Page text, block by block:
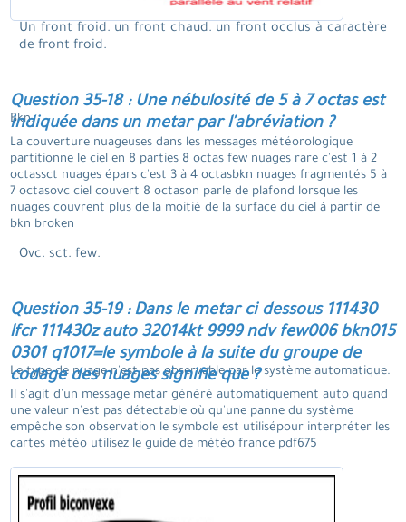
Un front froid. un front chaud. un front occlus à caractère
de front froid.
Question 35-18 : Une nébulosité de 5 à 7 octas est
indiquée dans un metar par l'abréviation ?
Bkn.
La couverture nuageuses dans les messages météorologique
partitionne le ciel en 8 parties 8 octas few nuages rare c'est 1 à 2
octassct nuages épars c'est 3 à 4 octasbkn nuages fragmentés 5 à
7 octasovc ciel couvert 8 octason parle de plafond lorsque les
nuages couvrent plus de la moitié de la surface du ciel à partir de
bkn broken
Ovc. sct. few.
Question 35-19 : Dans le metar ci dessous 111430
lfcr 111430z auto 32014kt 9999 ndv few006 bkn015
0301 q1017=le symbole à la suite du groupe de
codage des nuages signifie que ?
Le type de nuage n'est pas observable par le système automatique.
Il s'agit d'un message metar généré automatiquement auto quand
une valeur n'est pas détectable où qu'une panne du système
empêche son observation le symbole est utilisépour interpréter les
cartes météo utilisez le guide de météo france pdf675